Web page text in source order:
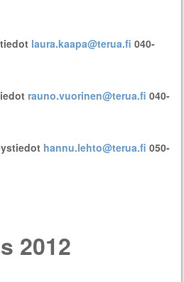
laura.kaapa@terua.fi 040-
rauno.vuorinen@terua.fi 040-
hannu.lehto@terua.fi 050-
2012